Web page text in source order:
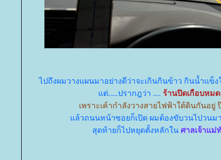
ไปถึงผมวางแผนมาอย่างดีว่าจะเกินกินข้าว กินน้ำแข็
ต่.....ปรากฎว่า .... ร้านปิดเกือบหม
เพราะเค้ากำลังวางสายไฟฟ้าใต้ดินกันอยู่
ล้วถนนหน้าซอยก็เปิด ผมต้องขับวนไปวนม
สุดท้ายก็ไปหยุดตั้งหลักใน ศาลเจ้าแม่